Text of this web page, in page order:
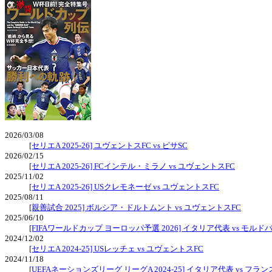
2026/03/08
[セリエA 2025-26] ユヴェントスFC vs ピサSC
2026/02/15
[セリエA 2025-26] FCインテル・ミラノ vs ユヴェントスFC
2025/11/02
[セリエA 2025-26] USクレモネーゼ vs ユヴェントスFC
2025/08/11
[親善試合 2025] ボルシア・ドルトムント vs ユヴェントスFC
2025/06/10
[FIFAワールドカップ ヨーロッパ予選 2026] イタリア代表 vs モルド
2024/12/02
[セリエA 2024-25] USレッチェ vs ユヴェントスFC
2024/11/18
[UEFAネーションズリーグ リーグA 2024-25] イタリア代表 vs フラン